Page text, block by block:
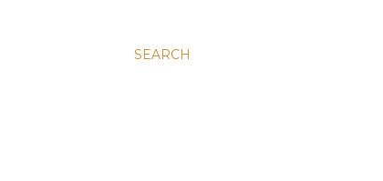
SEARCH